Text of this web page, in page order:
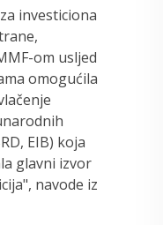
investiciona
om usljed
omogućila
EIB) koja
glavni izvor
navode iz